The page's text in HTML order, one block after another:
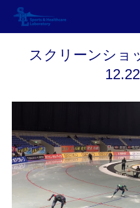
スクリーンショ